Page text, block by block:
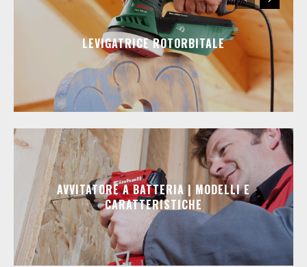
LEVIGATRICE ROTORBITALE
AVVITATORE A BATTERIA | MODELLI E
CARATTERISTICHE